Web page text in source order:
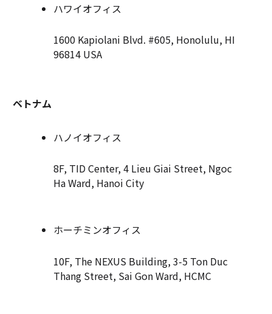
ハワイオフィス
1600 Kapiolani Blvd. #605, Honolulu, HI
96814 USA
ベトナム
ハノイオフィス
8F, TID Center, 4 Lieu Giai Street, Ngoc
Ha Ward, Hanoi City
ホーチミンオフィス
10F, The NEXUS Building, 3-5 Ton Duc
Thang Street, Sai Gon Ward, HCMC